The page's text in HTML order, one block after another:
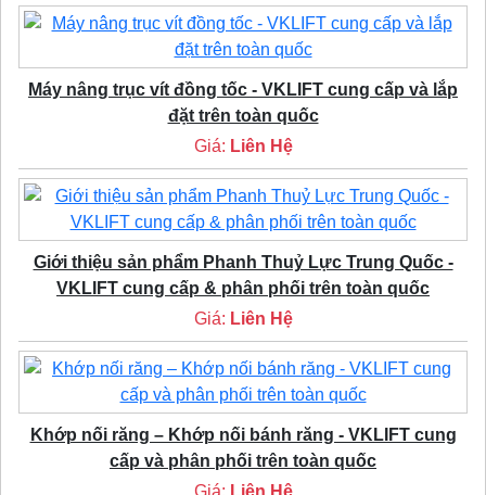
Máy nâng trục vít đồng tốc - VKLIFT cung cấp và lắp
đặt trên toàn quốc
Giá: Liên Hệ
Giới thiệu sản phẩm Phanh Thuỷ Lực Trung Quốc -
VKLIFT cung cấp & phân phối trên toàn quốc
Giá: Liên Hệ
Khớp nối răng – Khớp nối bánh răng - VKLIFT cung
cấp và phân phối trên toàn quốc
Giá: Liên Hệ